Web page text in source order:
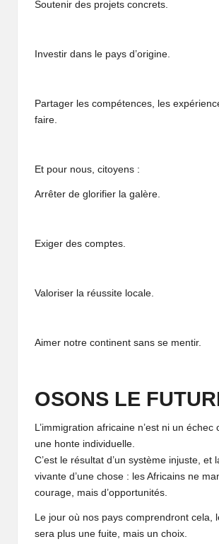
Soutenir des projets concrets.
Investir dans le pays d’origine.
Partager les compétences, les
faire.
Et pour nous, citoyens :
Arrêter de glorifier la galère.
Exiger des comptes.
Valoriser la réussite locale.
Aimer notre continent sans se mentir.
OSONS LE
L’immigration africaine n’est ni un échec
une honte individuelle.
C’est le résultat d’un système injuste, et
vivante d’une chose : les Africains ne
courage, mais d’opportunités.
Le jour où nos pays comprendront cela,
sera plus une fuite, mais un choix.